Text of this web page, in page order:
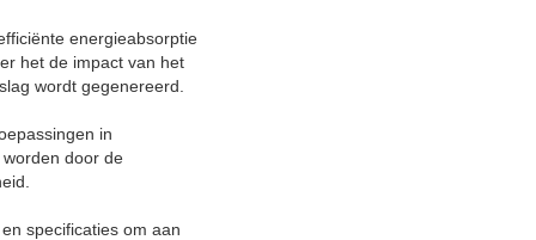
energieabsorptie
het de impact van het
wordt gegenereerd.
in
door de
specificaties om aan